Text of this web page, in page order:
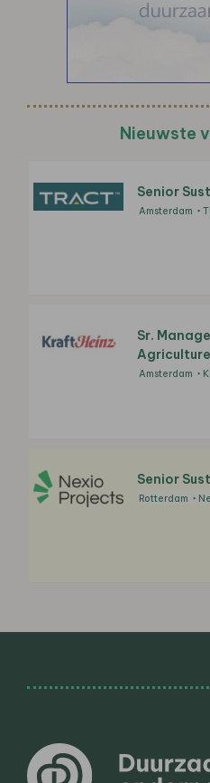
Nieuwste
Senior
Amsterdam
Sr.
Amsterdam
Senior
Rotterdam